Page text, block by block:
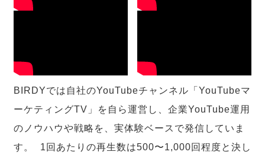
BIRDYでは自社のYouTubeチャンネル「YouTubeマ
ーケティングTV」を自ら運営し、企業YouTube運用
のノウハウや戦略を、実体験ベースで発信していま
す。 1回あたりの再生数は500〜1,000回程度と決し